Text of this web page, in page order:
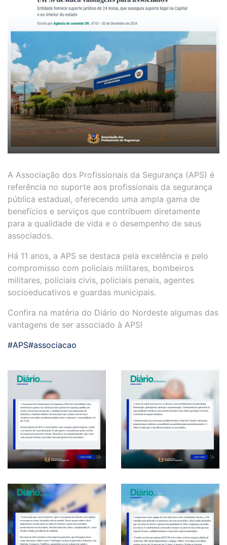
A Associação dos Profissionais da Segurança (APS) é
referência no suporte aos profissionais da segurança
pública estadual, oferecendo uma ampla gama de
benefícios e serviços que contribuem diretamente
para a qualidade de vida e o desempenho de seus
associados.
Há 11 anos, a APS se destaca pela excelência e pelo
compromisso com policiais militares, bombeiros
militares, policiais civis, policiais penais, agentes
socioeducativos e guardas municipais.
Confira na matéria do Diário do Nordeste algumas das
vantagens de ser associado à APS!
#APS#associacao